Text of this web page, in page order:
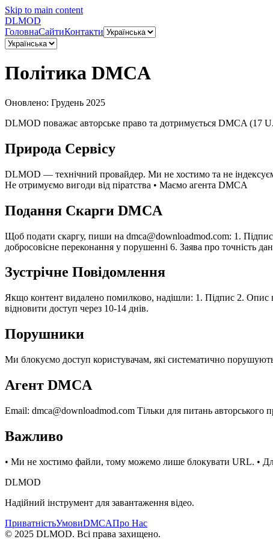
Skip to main content
DLMOD
ГоловнаСайтиКонтакти
Політика DMCA
Оновлено: Грудень 2025
DLMOD поважає авторське право та дотримується DMCA (17
Природа Сервісу
DLMOD — технічний провайдер. Ми не хостимо та не
Не отримуємо вигоди від піратства • Маємо агента DMCA
Подання Скарги DMCA
Щоб подати скаргу, пиши на dmca@downloadmod.com: 1.
добросовісне переконання у порушенні 6. Заява про точність
Зустрічне Повідомлення
Якщо контент видалено помилково, надішли: 1. Підпис 2. Опис
відновити доступ через 10-14 днів.
Порушники
Ми блокуємо доступ користувачам, які систематично порушують
Агент DMCA
Email: dmca@downloadmod.com Тільки для питань авторського
Важливо
• Ми не хостимо файли, тому можемо лише блокувати URL. •
DLMOD
Надійний інструмент для завантаження відео.
ПриватністьУмовиDMCAПро Нас
© 2025 DLMOD. Всі права захищено.